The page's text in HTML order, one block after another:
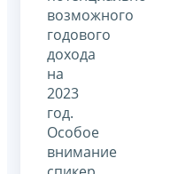
возможного
годового
дохода
на
2023
год.
Особое
внимание